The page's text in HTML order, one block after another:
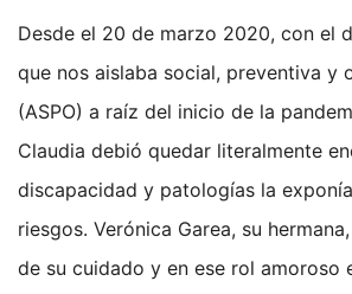
Desde el 20 de marzo 2020, con el
que nos aislaba social, preventiva y
(ASPO) a raíz del inicio de la
Claudia debió quedar literalmente
discapacidad y patologías la
riesgos. Verónica Garea, su
de su cuidado y en ese rol amoroso